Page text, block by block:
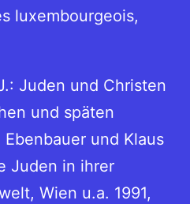
luxembourgeois,
Juden und Christen
und späten
und Klaus
Juden in ihrer
Wien u.a. 1991,